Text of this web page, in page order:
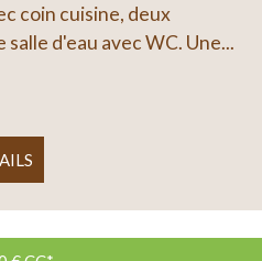
coin cuisine, deux
d'eau avec WC. Une...